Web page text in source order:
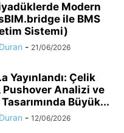
Modern
ile BMS
Sistemi)
- 21/06/2026
Yayınlandı: Çelik
Pushover Analizi ve
Büyük...
- 12/06/2026